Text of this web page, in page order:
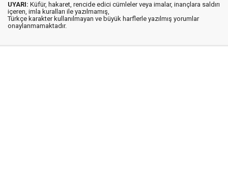
UYARI: Küfür, hakaret, rencide edici cümleler veya imalar, inançlara saldırı
içeren, imla kuralları ile yazılmamış,
Türkçe karakter kullanılmayan ve büyük harflerle yazılmış yorumlar
onaylanmamaktadır.